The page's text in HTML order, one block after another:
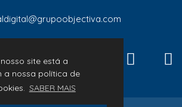
site está a
a nossa política de
SABER MAIS